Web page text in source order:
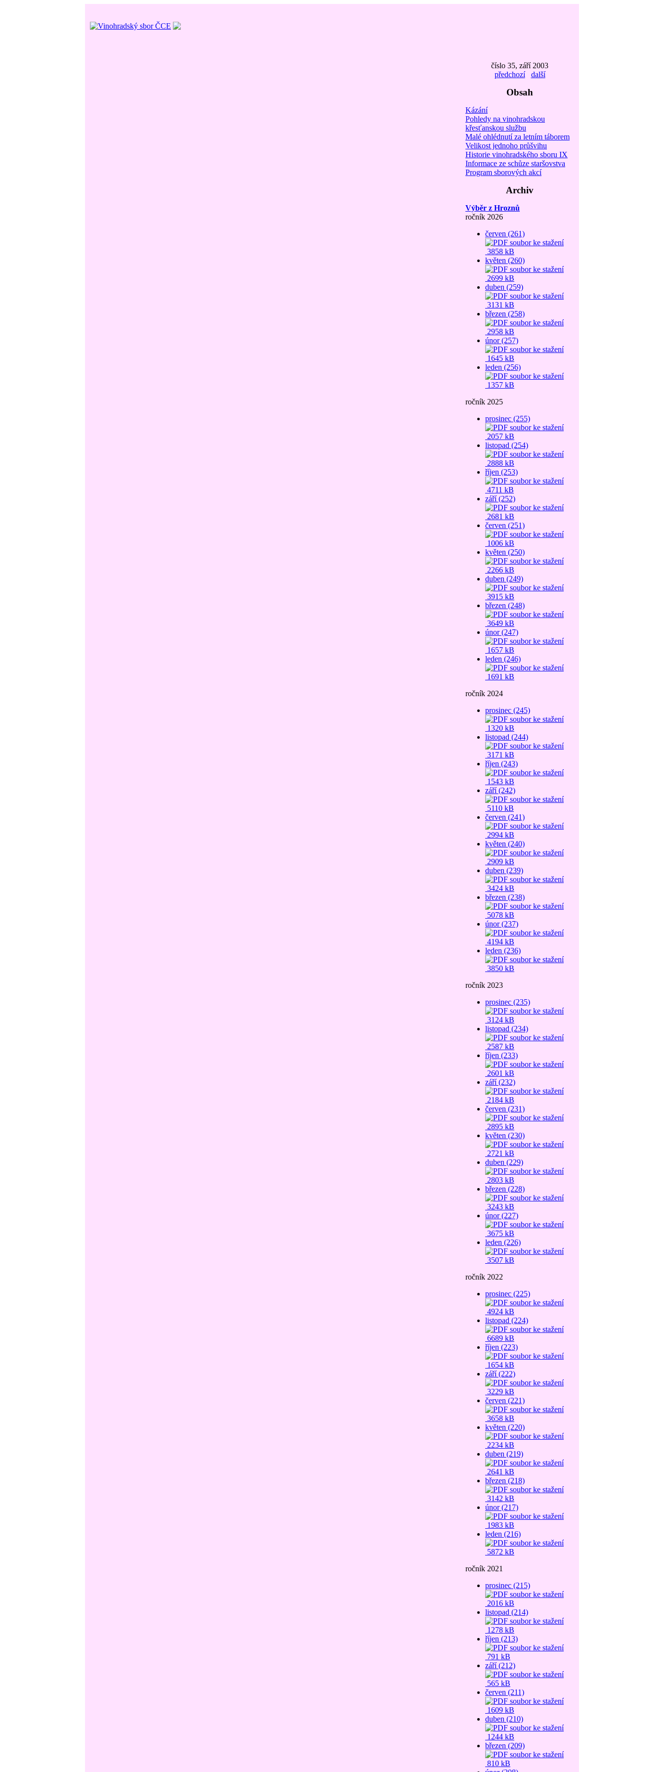
číslo 35, září 2003
předchozí
další
Obsah
Kázání
Pohledy na vinohradskou
křesťanskou službu
Malé ohlédnutí za letním táborem
Velikost jednoho průšvihu
Historie vinohradského sboru IX
Informace ze schůze staršovstva
Program sborových akcí
Archiv
Výběr z Hroznů
ročník 2026
červen (261)
3858 kB
květen (260)
2699 kB
duben (259)
3131 kB
březen (258)
2958 kB
únor (257)
1645 kB
leden (256)
1357 kB
ročník 2025
prosinec (255)
2057 kB
listopad (254)
2888 kB
říjen (253)
4711 kB
září (252)
2681 kB
červen (251)
1006 kB
květen (250)
2266 kB
duben (249)
3915 kB
březen (248)
3649 kB
únor (247)
1657 kB
leden (246)
1691 kB
ročník 2024
prosinec (245)
1320 kB
listopad (244)
3171 kB
říjen (243)
1543 kB
září (242)
5110 kB
červen (241)
2994 kB
květen (240)
2909 kB
duben (239)
3424 kB
březen (238)
5078 kB
únor (237)
4194 kB
leden (236)
3850 kB
ročník 2023
prosinec (235)
3124 kB
listopad (234)
2587 kB
říjen (233)
2601 kB
září (232)
2184 kB
červen (231)
2895 kB
květen (230)
2721 kB
duben (229)
2803 kB
březen (228)
3243 kB
únor (227)
3675 kB
leden (226)
3507 kB
ročník 2022
prosinec (225)
4924 kB
listopad (224)
6689 kB
říjen (223)
1654 kB
září (222)
3229 kB
červen (221)
3658 kB
květen (220)
2234 kB
duben (219)
2641 kB
březen (218)
3142 kB
únor (217)
1983 kB
leden (216)
5872 kB
ročník 2021
prosinec (215)
2016 kB
listopad (214)
1278 kB
říjen (213)
791 kB
září (212)
565 kB
červen (211)
1609 kB
duben (210)
1244 kB
březen (209)
810 kB